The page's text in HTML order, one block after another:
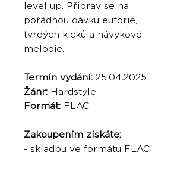
level up. Připrav se na
pořádnou dávku euforie,
tvrdých kicků a návykové
melodie.
Termín vydání: 25.04.2025
Žánr: Hardstyle
Formát: FLAC
Zakoupením získáte:
- skladbu ve formátu FLAC